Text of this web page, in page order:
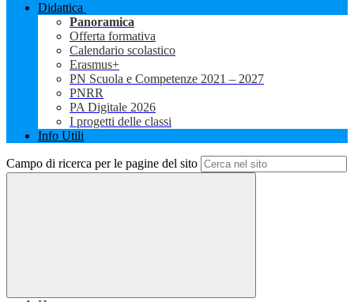
Didattica
Panoramica
Offerta formativa
Calendario scolastico
Erasmus+
PN Scuola e Competenze 2021 – 2027
PNRR
PA Digitale 2026
I progetti delle classi
Info Utili
Campo di ricerca per le pagine del sito